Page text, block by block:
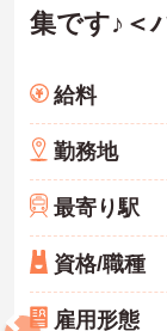
集です♪＜
給料
勤務地
最寄り駅
資格/職種
雇用形態